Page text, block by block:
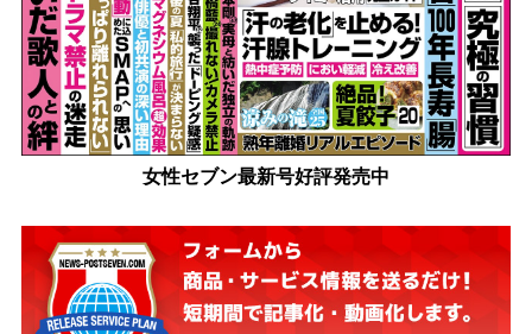
女性セブン最新号好評発売中